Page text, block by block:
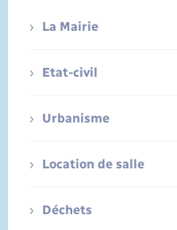
La Mairie
Etat-civil
Urbanisme
Location de salle
Déchets